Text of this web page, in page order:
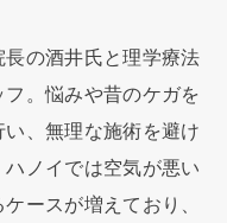
の酒井氏と理学療法
。悩みや昔のケガを
、無理な施術を避け
ノイでは空気が悪い
ースが増えており、